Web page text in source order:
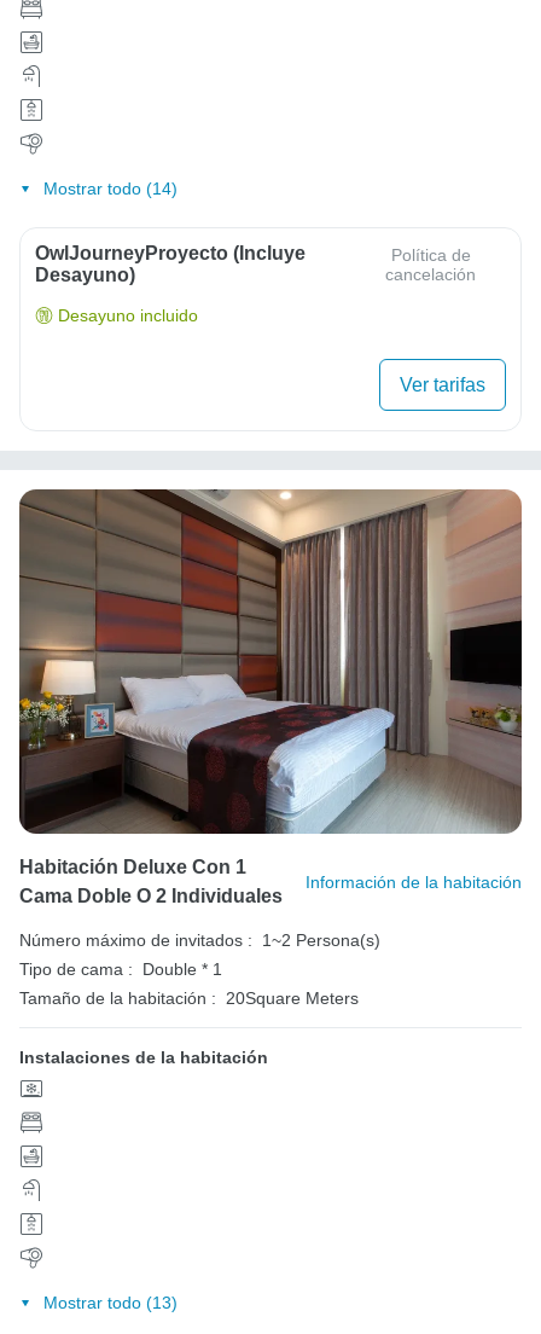
Mostrar todo (14)
OwlJourneyProyecto (Incluye
Desayuno)
Política de
cancelación
Desayuno incluido
Ver tarifas
Habitación Deluxe Con 1
Cama Doble O 2 Individuales
Información de la habitación
Número máximo de invitados :
1~2 Persona(s)
Tipo de cama :
Double * 1
Tamaño de la habitación :
20Square Meters
Instalaciones de la habitación
Mostrar todo (13)